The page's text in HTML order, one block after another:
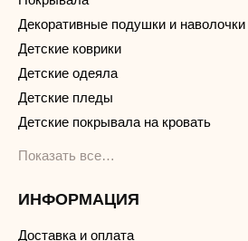
Декоративные подушки и наволочки
Детские коврики
Детские одеяла
Детские пледы
Детские покрывала на кровать
Показать все…
ИНФОРМАЦИЯ
Доставка и оплата